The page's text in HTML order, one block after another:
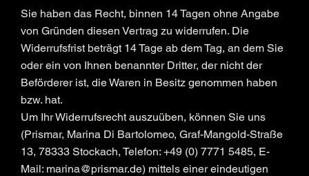
Sie haben das Recht, binnen 14 Tagen ohne Angabe
von Gründen diesen Vertrag zu widerrufen. Die
Widerrufsfrist beträgt 14 Tage ab dem Tag, an dem Sie
oder ein von Ihnen benannter Dritter, der nicht der
Beförderer ist, die Waren in Besitz genommen haben
bzw. hat.
Um Ihr Widerrufsrecht auszuüben, können Sie uns
(Prismar, Marina Di Bartolomeo, Graf-Mangold-Straße
13, 78333 Stockach, Telefon: +49 (0) 7771 5485, E-
Mail: marina@prismar.de) mittels einer eindeutigen